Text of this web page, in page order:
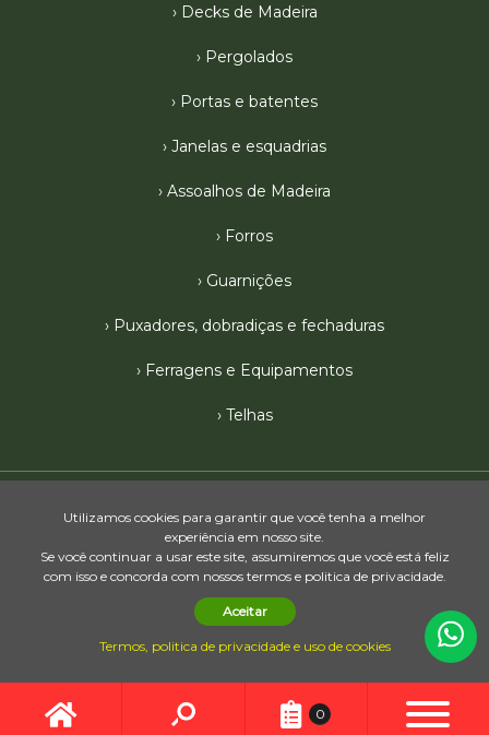
Decks de Madeira
Pergolados
Portas e batentes
Janelas e esquadrias
Assoalhos de Madeira
Forros
Guarnições
Puxadores, dobradiças e fechaduras
Ferragens e Equipamentos
Telhas
2026 © Madeireira Cedro Ltda. - Avenida Pompeo Reali, 772, São
Cristóvão – Tatuí/SP | Telefone:(15) 3251-8440
Agência Digimeta
Política de privacidade
0
Utilizamos cookies para garantir que você tenha a melhor
experiência em nosso site.
Se você continuar a usar este site, assumiremos que você está feliz
com isso e concorda com nossos termos e politica de privacidade.
Aceitar
Termos, politica de privacidade e uso de cookies